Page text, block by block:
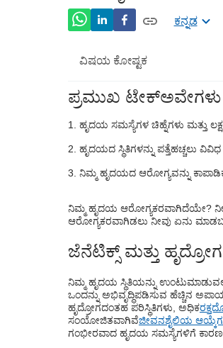
ಕನ್ನಡ
ವಿಷಯ ಕೋಷ್ಟಕ
ಜೆನೆಟಿಕ್ಸ್ ಮತ್ತು ಹೃದ್ರೋಗ
ಹೃದಯ ಸಮಸ್ಯೆಗಳ
ಹೃದಯ ಕಾಯಿಲೆಯ
ಮನೆಯಲ್ಲಿ ನಿಮ್ಮ ಹೃದಯದ
ಹೃದಯದ ಸ್ಥಿತಿಗಳನ್ನು
ನೀವು ಎಷ್ಟು ಬಾರಿ
ನಿಮ್ಮ ಹೃದಯದ
ಪ್ರಮುಖ ಟೇಕ್ಅವೇಗಳು
ಹೃದಯ ಸಮಸ್ಯೆಗಳ ಚಿಹ್ನೆಗಳು ಮತ್ತು
ಹೃದಯದ ಸ್ಥಿತಿಗಳನ್ನು ಪತ್ತೆಹಚ್ಚಲು
ನಿಮ್ಮ ಹೃದಯದ ಆರೋಗ್ಯವನ್ನು
ನಿಮ್ಮ ಹೃದಯ ಆರೋಗ್ಯಕರವಾಗಿದೆಯೇ?
ಆರೋಗ್ಯಕರವಾಗಿಡಲು ನೀವು ಏನು
ಜೆನೆಟಿಕ್ಸ್ ಮತ್ತು ಹೃದ್ರೋಗ
ನಿಮ್ಮ ಹೃದಯ ಸ್ಥಿತಿಯನ್ನು
ಒಂದನ್ನು ಅಭಿವೃದ್ಧಿಪಡಿಸುವ ಹೆಚ್ಚಿನ
ಹೃದ್ರೋಗದಂತಹ ಪರಿಸ್ಥಿತಿಗಳು, ಅಧಿಕ
ಸಂಯೋಜಿತವಾಗಿವೆಜೀವನಶೈಲಿಯ
ಗಂಭೀರವಾದ ಹೃದಯ ಸಮಸ್ಯೆಗಳಿಗೆ